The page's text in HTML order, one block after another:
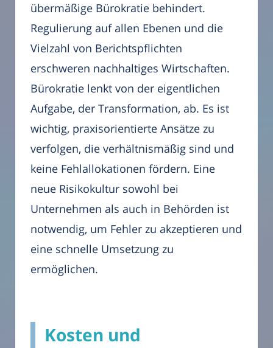
übermäßige Bürokratie behindert.
Regulierung auf allen Ebenen und die
Vielzahl von Berichtspflichten
erschweren nachhaltiges Wirtschaften.
Bürokratie lenkt von der eigentlichen
Aufgabe, der Transformation, ab. Es ist
wichtig, praxisorientierte Ansätze zu
verfolgen, die verhältnismäßig sind und
keine Fehlallokationen fördern. Eine
neue Risikokultur sowohl bei
Unternehmen als auch in Behörden ist
notwendig, um Fehler zu akzeptieren und
eine schnelle Umsetzung zu
ermöglichen.
Kosten und